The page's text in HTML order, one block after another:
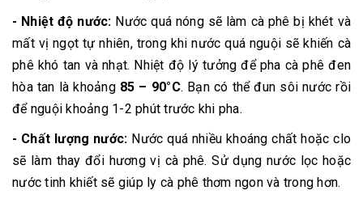
- Nhiệt độ nước: Nước quá nóng sẽ làm cà phê bị khét và
mất vị ngọt tự nhiên, trong khi nước quá nguội sẽ khiến cà
phê khó tan và nhạt. Nhiệt độ lý tưởng để pha cà phê đen
hòa tan là khoảng 85 – 90°C. Bạn có thể đun sôi nước rồi
để nguội khoảng 1-2 phút trước khi pha.
- Chất lượng nước: Nước quá nhiều khoáng chất hoặc clo
sẽ làm thay đổi hương vị cà phê. Sử dụng nước lọc hoặc
nước tinh khiết sẽ giúp ly cà phê thơm ngon và trong hơn.